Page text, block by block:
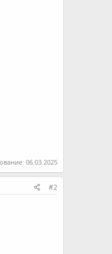
06.03.2025
#2